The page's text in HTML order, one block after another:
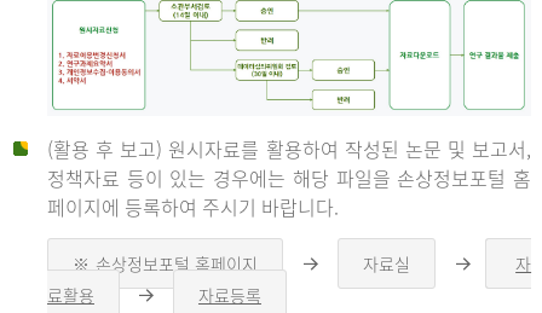
신
청
(활용 후 보고) 원시자료를 활용하여 작성된 논문 및 보고서,
정책자료 등이 있는 경우에는 해당 파일을 손상정보포털 홈
페이지에 등록하여 주시기 바랍니다.
※ 손상정보포털 홈페이지
른
자료실
른
자
료활용
자료등록